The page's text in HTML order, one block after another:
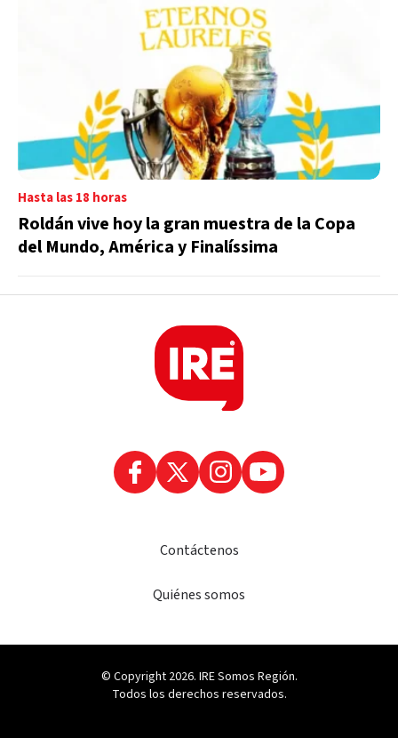
Hasta las 18 horas
Roldán vive hoy la gran muestra de la Copa
del Mundo, América y Finalíssima
Contáctenos
Quiénes somos
© Copyright 2026. IRE Somos Región.
Todos los derechos reservados.